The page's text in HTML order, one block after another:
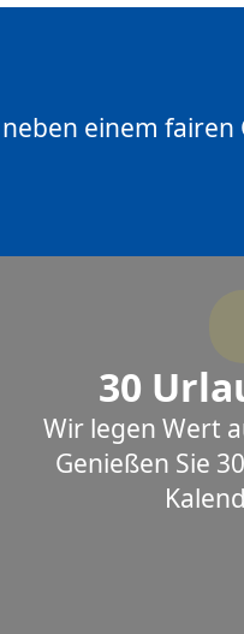
einem fairen
30
Wir legen Wert
Genießen Sie